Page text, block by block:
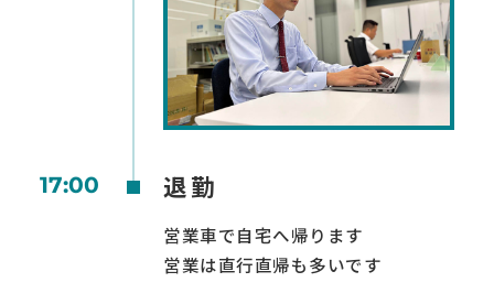
17:00 退勤
営業車で自宅へ帰ります
営業は直行直帰も多いです